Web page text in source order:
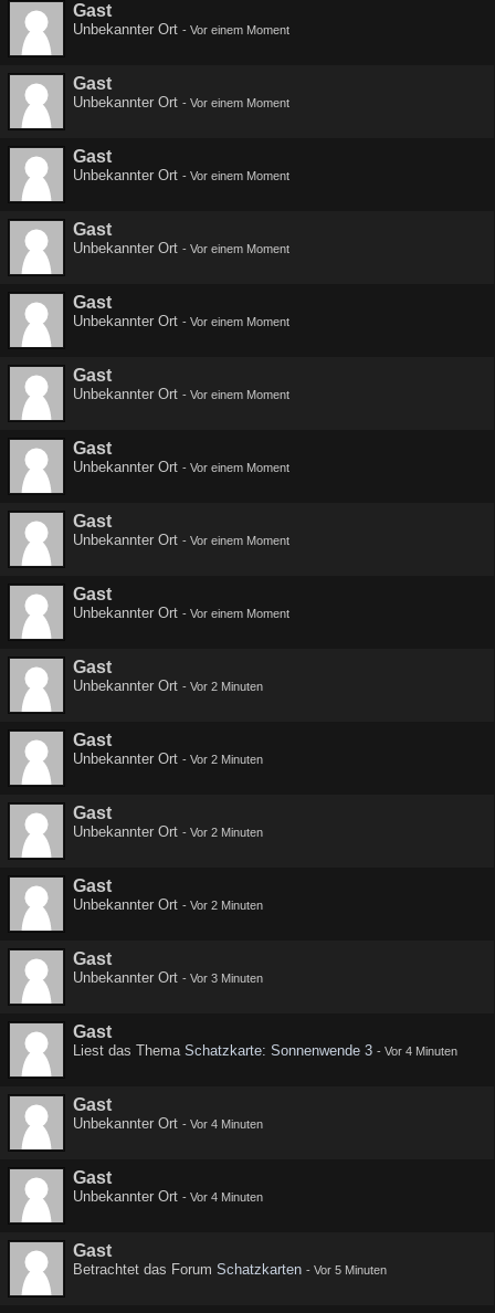
Gast
Unbekannter Ort - Vor einem Moment
Gast
Unbekannter Ort - Vor einem Moment
Gast
Unbekannter Ort - Vor einem Moment
Gast
Unbekannter Ort - Vor einem Moment
Gast
Unbekannter Ort - Vor einem Moment
Gast
Unbekannter Ort - Vor einem Moment
Gast
Unbekannter Ort - Vor einem Moment
Gast
Unbekannter Ort - Vor einem Moment
Gast
Unbekannter Ort - Vor einem Moment
Gast
Unbekannter Ort - Vor 2 Minuten
Gast
Unbekannter Ort - Vor 2 Minuten
Gast
Unbekannter Ort - Vor 2 Minuten
Gast
Unbekannter Ort - Vor 2 Minuten
Gast
Unbekannter Ort - Vor 3 Minuten
Gast
Liest das Thema Schatzkarte: Sonnenwende 3 - Vor 4 Minuten
Gast
Unbekannter Ort - Vor 4 Minuten
Gast
Unbekannter Ort - Vor 4 Minuten
Gast
Betrachtet das Forum Schatzkarten - Vor 5 Minuten